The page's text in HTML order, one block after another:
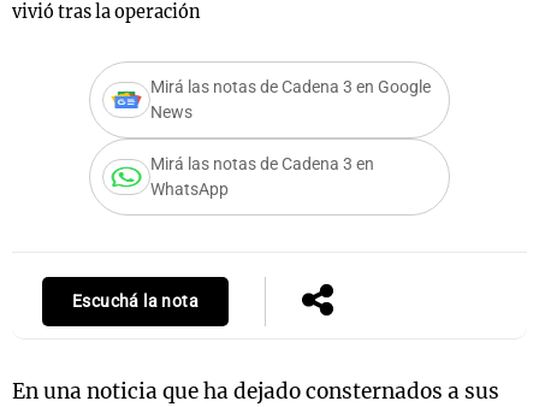
vivió tras la operación
Mirá las notas de Cadena 3 en Google
News
Mirá las notas de Cadena 3 en
WhatsApp
Escuchá la nota
En una noticia que ha dejado consternados a sus